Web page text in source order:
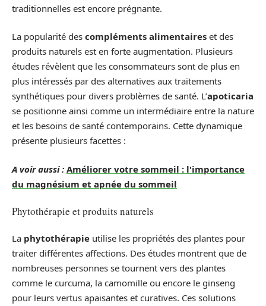
traditionnelles est encore prégnante.
La popularité des compléments alimentaires et des
produits naturels est en forte augmentation. Plusieurs
études révèlent que les consommateurs sont de plus en
plus intéressés par des alternatives aux traitements
synthétiques pour divers problèmes de santé. L’apoticaria
se positionne ainsi comme un intermédiaire entre la nature
et les besoins de santé contemporains. Cette dynamique
présente plusieurs facettes :
A voir aussi : Améliorer votre sommeil : l'importance
du magnésium et apnée du sommeil
Phytothérapie et produits naturels
La phytothérapie utilise les propriétés des plantes pour
traiter différentes affections. Des études montrent que de
nombreuses personnes se tournent vers des plantes
comme le curcuma, la camomille ou encore le ginseng
pour leurs vertus apaisantes et curatives. Ces solutions